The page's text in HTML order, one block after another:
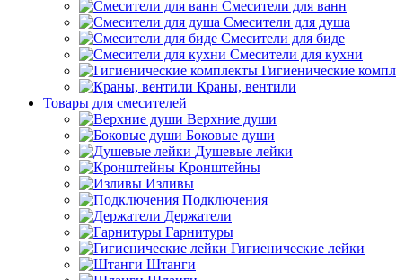
Смесители для ванн
Смесители для душа
Смесители для биде
Смесители для кухни
Гигиенические
Краны, вентили
Товары для смесителей
Верхние души
Боковые души
Душевые лейки
Кронштейны
Изливы
Подключения
Держатели
Гарнитуры
Гигиенические лейки
Штанги